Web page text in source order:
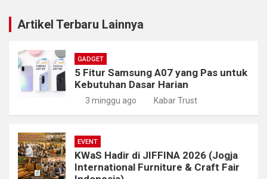
Artikel Terbaru Lainnya
GADGET
5 Fitur Samsung A07 yang Pas untuk
Kebutuhan Dasar Harian
3 minggu ago Kabar Trust
EVENT
KWaS Hadir di JIFFINA 2026 (Jogja
International Furniture & Craft Fair